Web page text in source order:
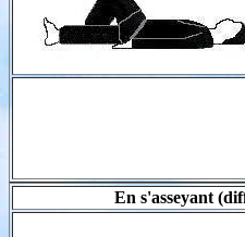
En s'asseyant